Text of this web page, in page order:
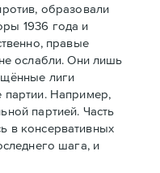
образовали
1936 года и
правые
ослабли. Они лишь
лиги
партии. Например,
партией. Часть
в консервативных
шага, и